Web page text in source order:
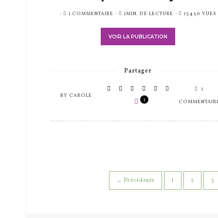
PUBLIÉ1 COMMENTAIRE 1MIN. DE LECTURE 13430 VUES
VOIR LA PUBLICATION
Partager
BY CAROLE
1
1
← Précédente 1 2 3